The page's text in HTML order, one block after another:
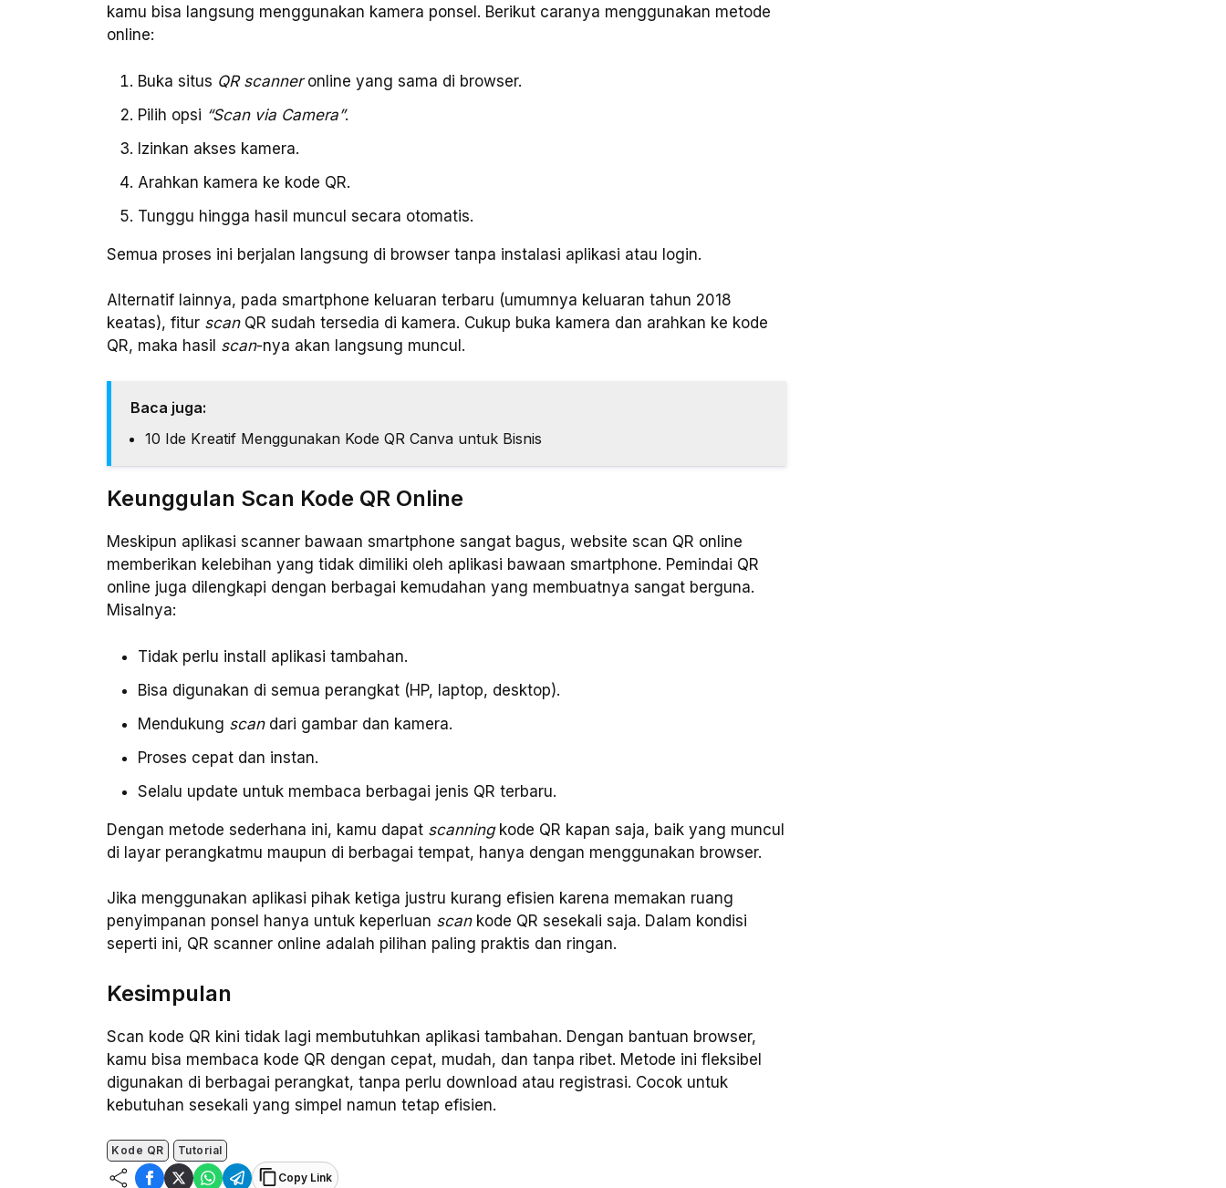
kamu bisa langsung menggunakan kamera ponsel. Berikut caranya menggunakan metode
online:
Buka situs QR scanneronline yang sama di browser.
Pilih opsi “Scan via Camera”.
Izinkan akses kamera.
Arahkan kamera ke kode QR.
Tunggu hingga hasil muncul secara otomatis.
Semua proses ini berjalan langsung di browser tanpa instalasi aplikasi atau login.
Alternatif lainnya, pada smartphone keluaran terbaru (umumnya keluaran tahun 2018
keatas), fitur scanQR sudah tersedia di kamera. Cukup buka kamera dan arahkan ke kode
QR, maka hasil scan-nya akan langsung muncul.
Baca juga:
10 Ide Kreatif Menggunakan Kode QR Canva untuk Bisnis
Keunggulan Scan Kode QR Online
Meskipun aplikasi scanner bawaan smartphone sangat bagus, website scan QR online
memberikan kelebihan yang tidak dimiliki oleh aplikasi bawaan smartphone. Pemindai QR
online juga dilengkapi dengan berbagai kemudahan yang membuatnya sangat berguna.
Misalnya:
Tidak perlu install aplikasi tambahan.
Bisa digunakan di semua perangkat (HP, laptop, desktop).
Mendukung scandari gambar dan kamera.
Proses cepat dan instan.
Selalu update untuk membaca berbagai jenis QR terbaru.
Dengan metode sederhana ini, kamu dapat scanningkode QR kapan saja, baik yang muncul
di layar perangkatmu maupun di berbagai tempat, hanya dengan menggunakan browser.
Jika menggunakan aplikasi pihak ketiga justru kurang efisien karena memakan ruang
penyimpanan ponsel hanya untuk keperluan scankode QR sesekali saja. Dalam kondisi
seperti ini, QR scanner online adalah pilihan paling praktis dan ringan.
Kesimpulan
Scan kode QR kini tidak lagi membutuhkan aplikasi tambahan. Dengan bantuan browser,
kamu bisa membaca kode QR dengan cepat, mudah, dan tanpa ribet. Metode ini fleksibel
digunakan di berbagai perangkat, tanpa perlu download atau registrasi. Cocok untuk
kebutuhan sesekali yang simpel namun tetap efisien.
Kode QR
Tutorial
Copy Link